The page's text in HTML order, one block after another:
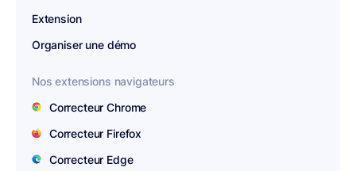
Extension
Organiser une démo
Nos extensions navigateurs
Correcteur Chrome
Correcteur Firefox
Correcteur Edge